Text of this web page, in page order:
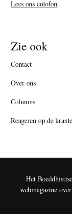
Lees ons colofon.
Zie ook
Contact
Over ons
Columns
Reageren op de
Het
webmagazine